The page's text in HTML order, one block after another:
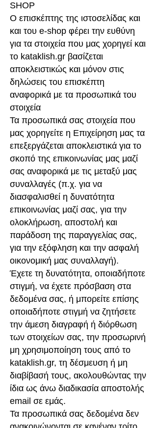
SHOP
Ο επισκέπτης της ιστοσελίδας και
και του e-shop φέρει την ευθύνη
για τα στοιχεία που μας χορηγεί και
το kataklish.gr βασίζεται
αποκλειστικώς και μόνον στις
δηλώσεις του επισκέπτη
αναφορικά με τα προσωπικά του
στοιχεία
Τα προσωπικά σας στοιχεία που
μας χορηγείτε η Επιχείρηση μας τα
επεξεργάζεται αποκλειστικά για το
σκοπό της επικοινωνίας μας μαζί
σας αναφορικά με τις μεταξύ μας
συναλλαγές (π.χ. για να
διασφαλισθεί η δυνατότητα
επικοινωνίας μαζί σας, για την
ολοκλήρωση, αποστολή και
παράδοση της παραγγελίας σας,
για την εξόφληση και την ασφαλή
οικονομική μας συναλλαγή).
Έχετε τη δυνατότητα, οποιαδήποτε
στιγμή, να έχετε πρόσβαση στα
δεδομένα σας, ή μπορείτε επίσης
οποιαδήποτε στιγμή να ζητήσετε
την άμεση διαγραφή ή διόρθωση
των στοιχείων σας, την προσωρινή
μη χρησιμοποίηση τους από το
kataklish.gr, τη δέσμευση ή μη
διαβίβασή τους, ακολουθώντας την
ίδια ως άνω διαδικασία αποστολής
email σε εμάς.
Τα προσωπικά σας δεδομένα δεν